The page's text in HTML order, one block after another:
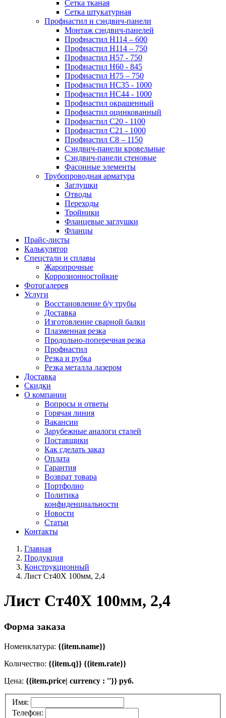
Сетка тканая
Сетка штукатурная
Профнастил и сэндвич-панели
Монтаж сэндвич-панелей
Профнастил Н114 – 600
Профнастил Н114 – 750
Профнастил Н57 - 750
Профнастил Н60 - 845
Профнастил Н75 – 750
Профнастил НС35 - 1000
Профнастил НС44 - 1000
Профнастил окрашенный
Профнастил оцинкованный
Профнастил С20 - 1100
Профнастил С21 - 1000
Профнастил С8 – 1150
Сэндвич-панели кровельные
Сэндвич-панели стеновые
Фасонные элементы
Трубопроводная арматура
Заглушки
Отводы
Переходы
Тройники
Фланцевые заглушки
Фланцы
Прайс-листы
Калькулятор
Спецстали и сплавы
Жаропрочные
Коррозионностойкие
Фотогалерея
Услуги
Восстановление б/у трубы
Доставка
Изготовление сварной балки
Плазменная резка
Продольно-поперечная резка
Профнастил
Резка и рубка
Резка металла лазером
Доставка
Скидки
О компании
Вопросы и ответы
Горячая линия
Вакансии
Зарубежные аналоги сталей
Поставщики
Как сделать заказ
Оплата
Гарантия
Возврат товара
Портфолио
Политика
конфиденциальности
Новости
Статьи
Контакты
Главная
Продукция
Конструкционный
Лист Ст40Х 100мм, 2,4
Лист Ст40Х 100мм, 2,4
Форма заказа
Номенклатура: {{item.name}}
Количество: {{item.q}} {{item.rate}}
Цена: {{item.price| currency : ''}} руб.
Имя:
Телефон: